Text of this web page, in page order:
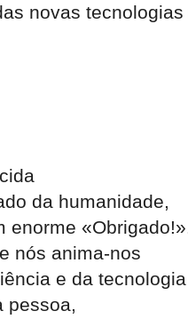
novas
da humanidade,
enorme
nós anima-nos
e da tecnologia
pessoa,